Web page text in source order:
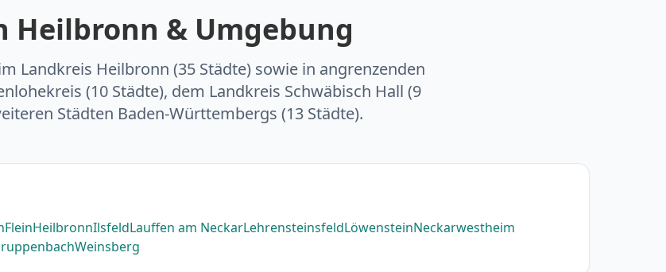
Heilbronn & Umgebung
Landkreis Heilbronn (35 Städte) sowie in angrenzenden
(10 Städte), dem Landkreis Schwäbisch Hall (9
Städten Baden-Württembergs (13 Städte).
FleinHeilbronnIlsfeldLauffen am NeckarLehrensteinsfeldLöwensteinNeckarwestheim
Weinsberg